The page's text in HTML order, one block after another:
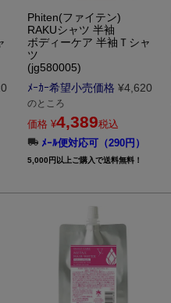
Phiten(ファイテン)
RAKUシャツ 半袖
ボディーケア 半袖Ｔシャ
ツ
(jg580005)
ﾒｰｶｰ希望小売価格 ¥4,620
のところ
価格 ¥4,389税込
ﾒｰﾙ便対応可（290円）
5,000円以上ご購入で送料無料！